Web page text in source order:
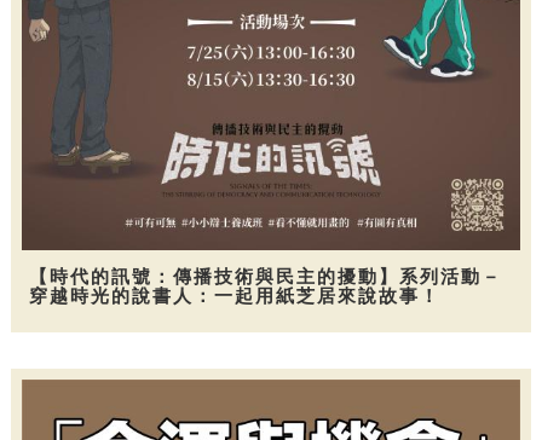
【時代的訊號：傳播技術與民主的擾動】系列活動－
穿越時光的說書人：一起用紙芝居來說故事！